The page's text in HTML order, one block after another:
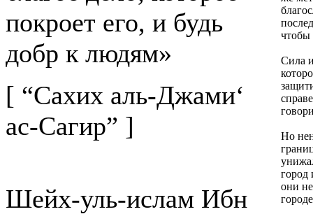
покроет его, и будь
добр к людям»
[ “Сахих аль-Джами‘
ас-Сагир” ]
Шейх-уль-ислам Ибн
чтобы
Сила
Но
город
они